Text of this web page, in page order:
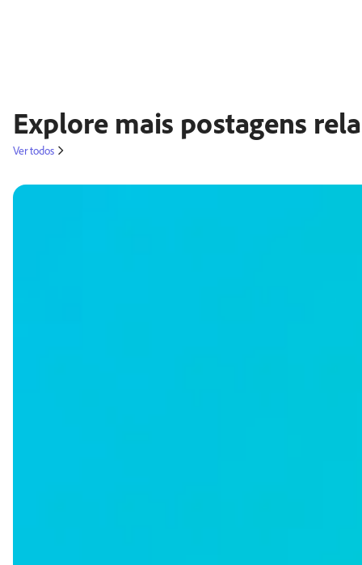
Explore mais postagens
Ver todos